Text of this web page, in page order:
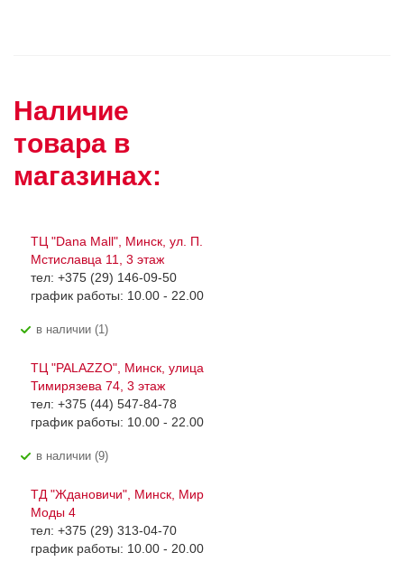
Наличие
товара в
магазинах:
ТЦ "Dana Mall", Минск, ул. П.
Мстиславца 11, 3 этаж
тел: +375 (29) 146-09-50
график работы: 10.00 - 22.00
В наличии (1)
ТЦ "PALAZZO", Минск, улица
Тимирязева 74, 3 этаж
тел: +375 (44) 547-84-78
график работы: 10.00 - 22.00
В наличии (9)
ТД "Ждановичи", Минск, Мир
Моды 4
тел: +375 (29) 313-04-70
график работы: 10.00 - 20.00